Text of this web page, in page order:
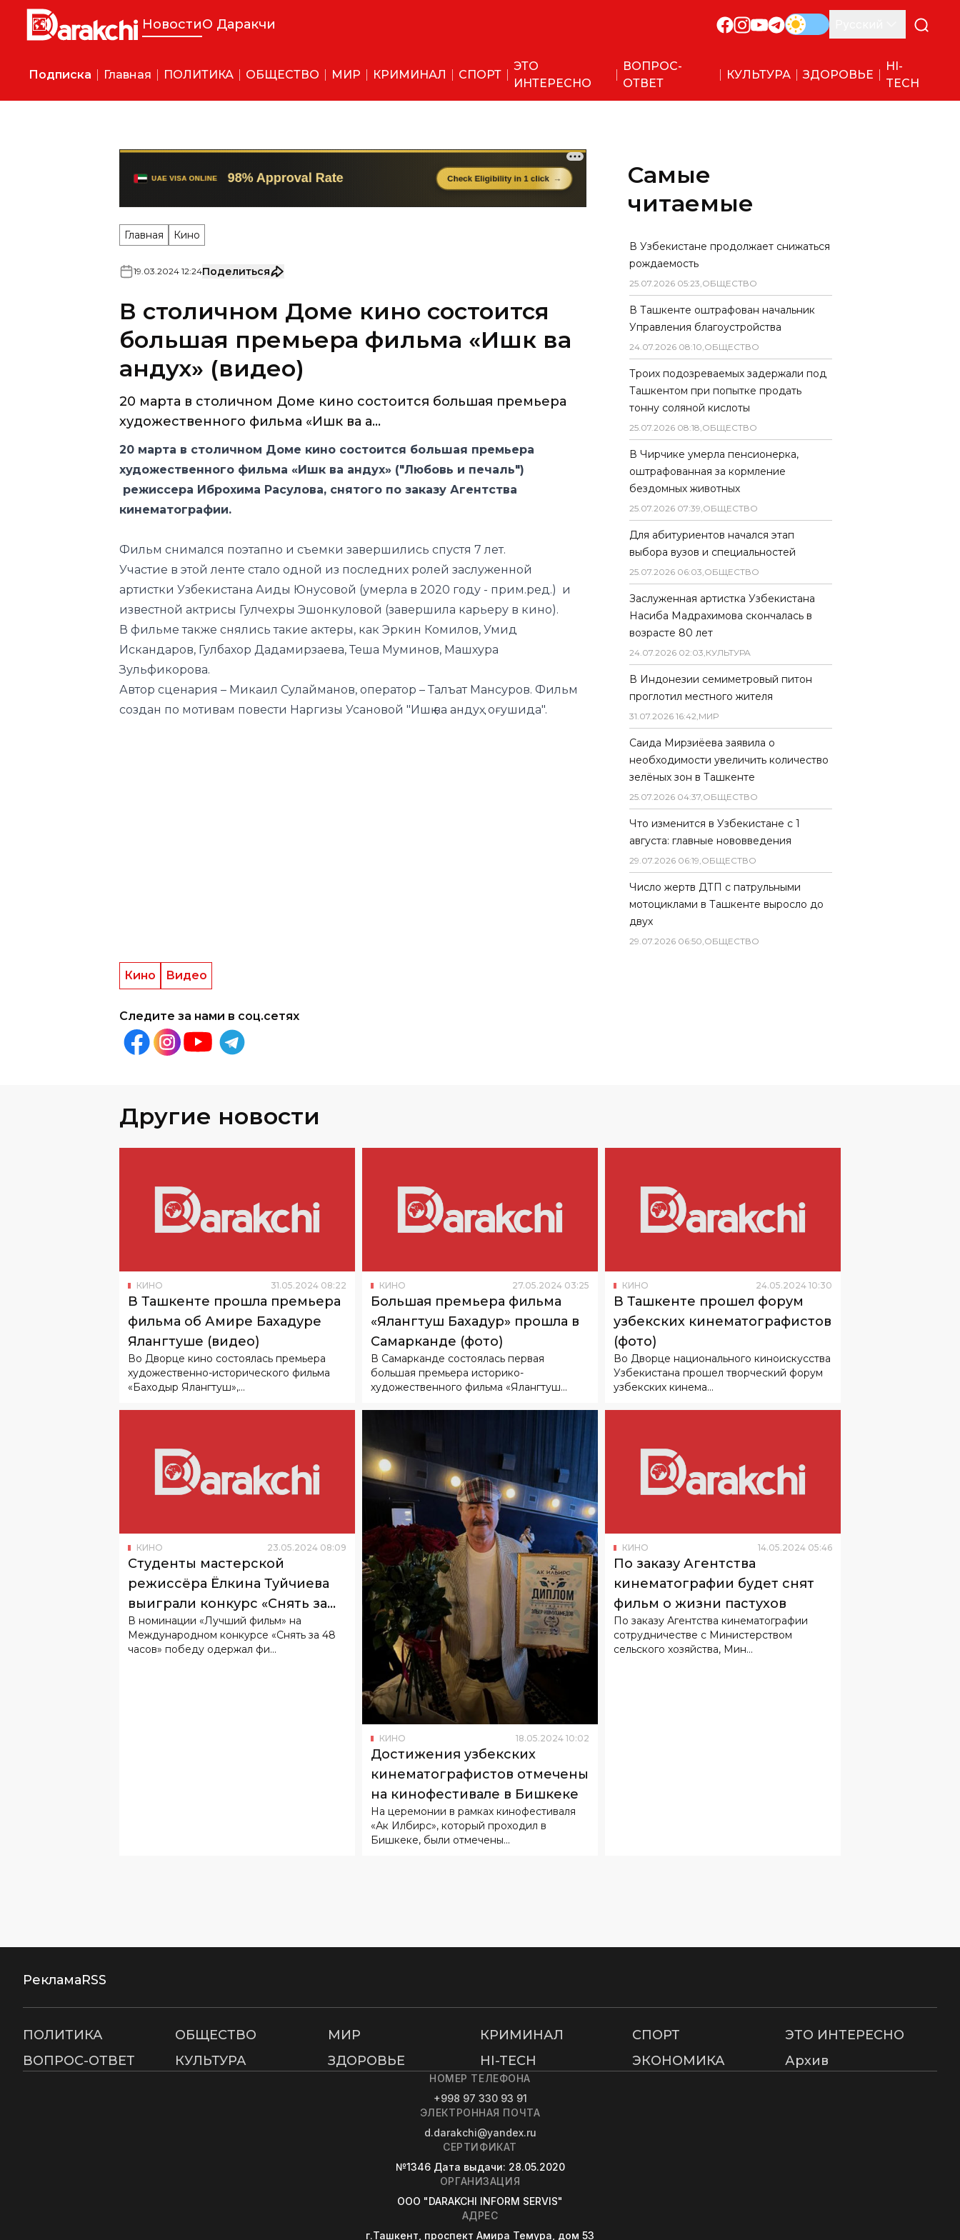
НовостиО Даракчи
Подписка Главная ПОЛИТИКА ОБЩЕСТВО МИР КРИМИНАЛ СПОРТ
ЭТО
ИНТЕРЕСНО
ВОПРОС-
ОТВЕТ
КУЛЬТУРА ЗДОРОВЬЕ
HI-
TECH
Главная Кино
19 03 2024 12:24Поделиться
В столичном Доме кино состоится
большая премьера фильма «Ишк ва
андух» (видео)
20 марта в столичном Доме кино состоится большая премьера
художественного фильма «Ишк ва а...
20 марта в столичном Доме кино состоится большая премьера
художественного фильма «Ишк ва андух» ("Любовь и печаль")
режиссера Иброхима Расулова, снятого по заказу Агентства
кинематографии.
Фильм снимался поэтапно и съемки завершились спустя 7 лет.
Участие в этой ленте стало одной из последних ролей заслуженной
артистки Узбекистана Аиды Юнусовой (умерла в 2020 году - прим.ред.) и
известной актрисы Гулчехры Эшонкуловой (завершила карьеру в кино).
В фильме также снялись такие актеры, как Эркин Комилов, Умид
Искандаров, Гулбахор Дадамирзаева, Теша Муминов, Машхура
Зульфикорова.
Автор сценария – Микаил Сулайманов, оператор – Талъат Мансуров. Фильм
создан по мотивам повести Наргизы Усановой "Ишқ ва андуҳ оғушида".
Кино Видео
Следите за нами в соц.сетях
Самые
читаемые
В Узбекистане продолжает снижаться
рождаемость
25.07.2026 05:23,ОБЩЕСТВО
В Ташкенте оштрафован начальник
Управления благоустройства
24.07.2026 08:10,ОБЩЕСТВО
Троих подозреваемых задержали под
Ташкентом при попытке продать
тонну соляной кислоты
25.07.2026 08:18,ОБЩЕСТВО
В Чирчике умерла пенсионерка,
оштрафованная за кормление
бездомных животных
25.07.2026 07:39,ОБЩЕСТВО
Для абитуриентов начался этап
выбора вузов и специальностей
25.07.2026 06:03,ОБЩЕСТВО
Заслуженная артистка Узбекистана
Насиба Мадрахимова скончалась в
возрасте 80 лет
24.07.2026 02:03,КУЛЬТУРА
В Индонезии семиметровый питон
проглотил местного жителя
31.07.2026 16:42,МИР
Саида Мирзиёева заявила о
необходимости увеличить количество
зелёных зон в Ташкенте
25.07.2026 04:37,ОБЩЕСТВО
Что изменится в Узбекистане с 1
августа: главные нововведения
29.07.2026 06:19,ОБЩЕСТВО
Число жертв ДТП с патрульными
мотоциклами в Ташкенте выросло до
двух
29.07.2026 06:50,ОБЩЕСТВО
Другие новости
КИНО 31.05.2024 08:22
В Ташкенте прошла премьера
фильма об Амире Бахадуре
Ялангтуше (видео)
Во Дворце кино состоялась премьера
художественно-исторического фильма
«Баходыр Ялангтуш»,...
КИНО 27.05.2024 03:25
Большая премьера фильма
«Ялангтуш Бахадур» прошла в
Самарканде (фото)
В Самарканде состоялась первая
большая премьера историко-
художественного фильма «Ялангтуш...
КИНО 24.05.2024 10:30
В Ташкенте прошел форум
узбекских кинематографистов
(фото)
Во Дворце национального киноискусства
Узбекистана прошел творческий форум
узбекских кинема...
КИНО 23.05.2024 08:09
Студенты мастерской
режиссёра Ёлкина Туйчиева
выиграли конкурс «Снять за
48 часов»
В номинации «Лучший фильм» на
Международном конкурсе «Снять за 48
часов» победу одержал фи...
КИНО 18.05.2024 10:02
Достижения узбекских
кинематографистов отмечены
на кинофестивале в Бишкеке
На церемонии в рамках кинофестиваля
«Ак Илбирс», который проходил в
Бишкеке, были отмечены...
КИНО 14.05.2024 05:46
По заказу Агентства
кинематографии будет снят
фильм о жизни пастухов
По заказу Агентства кинематографии
сотрудничестве с Министерством
сельского хозяйства, Мин...
РекламаRSS
ПОЛИТИКА ОБЩЕСТВО МИР КРИМИНАЛ СПОРТ
ЭТО ИНТЕРЕСНО
ВОПРОС-ОТВЕТ
КУЛЬТУРА ЗДОРОВЬЕ HI-TECH ЭКОНОМИКА Архив
НОМЕР ТЕЛЕФОНА
+998 97 330 93 91
ЭЛЕКТРОННАЯ ПОЧТА
d.darakchi@yandex.ru
СЕРТИФИКАТ
№1346 Дата выдачи: 28.05.2020
ОРГАНИЗАЦИЯ
OOO "DARAKCHI INFORM SERVIS"
АДРЕС
г.Ташкент, проспект Амира Темура, дом 53